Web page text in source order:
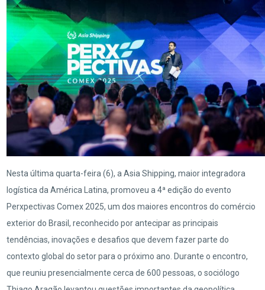
Nesta última quarta-feira (6), a Asia Shipping, maior integradora
logística da América Latina, promoveu a 4ª edição do evento
Perxpectivas Comex 2025, um dos maiores encontros do comércio
exterior do Brasil, reconhecido por antecipar as principais
tendências, inovações e desafios que devem fazer parte do
contexto global do setor para o próximo ano. Durante o encontro,
que reuniu presencialmente cerca de 600 pessoas, o sociólogo